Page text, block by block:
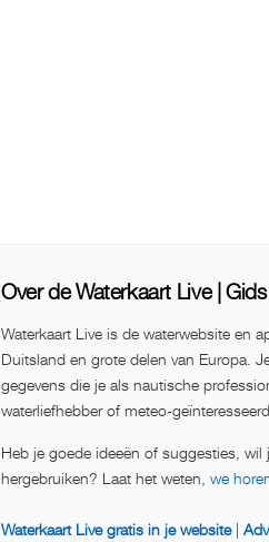
Over de Waterkaart Live | Gids
Waterkaart Live is de waterwebsite en
Duitsland en grote delen van Europa.
gegevens die je als nautische
waterliefhebber of meteo-
Heb je goede ideeën of suggesties, wil
hergebruiken? Laat het weten, we
Waterkaart Live gratis in je website|